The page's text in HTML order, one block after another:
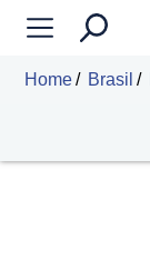
Home Brasil